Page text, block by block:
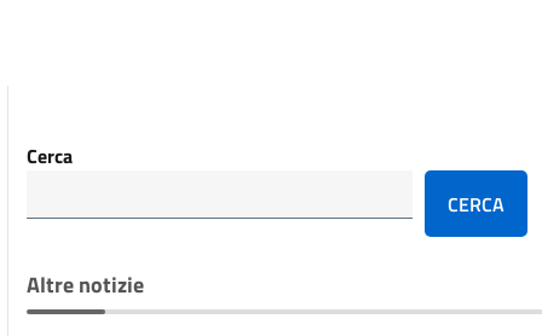
Cerca
CERCA
Altre notizie